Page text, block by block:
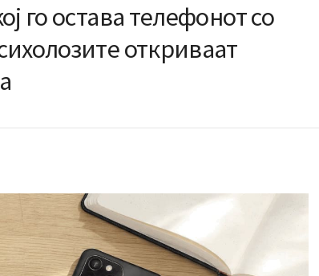
го остава телефонот со
откриваат